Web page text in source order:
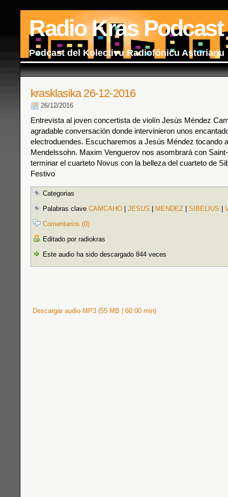
Radio Kras Podcast
Podcast del Kolectivu Radiofónicu Asturianu
krasklasika 26-12-2016
26/12/2016
Entrevista al joven concertista de violín Jesús Méndez
agradable conversación donde intervinieron unos
electroduendes. Escucharemos a Jesús Méndez tocando
Mendelssohn. Maxim Venguerov nos asombrará con
terminar el cuarteto Novus con la belleza del cuarteto de
Festivo
Categorias
Palabras clave CAMCAHO JESUS MENDEZ SIBELIUS
Comentarios (0)
Editado por radiokras
Este audio ha sido descargado 844 veces
Descargar audio MP3 (55 MB | 60:00 min)